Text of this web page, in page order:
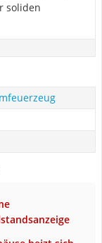
soliden